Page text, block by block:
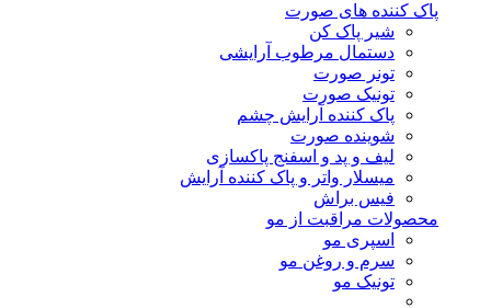
پاک کننده های صورت
شیر پاک کن
دستمال مرطوب آرایشی
تونر صورت
تونیک صورت
پاک کننده آرایش چشم
شوینده صورت
لیف و پد و اسفنج پاکسازی
میسلار واتر و پاک کننده آرایش
فیس براش
محصولات مراقبت از مو
اسپری مو
سرم و روغن مو
تونیک مو